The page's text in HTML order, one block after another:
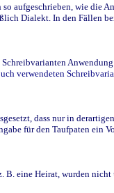
wie die
Dialekt. In den Fällen
verwendeten
dass nur in
für den Taufpaten ein
eine Heirat, wurden nicht